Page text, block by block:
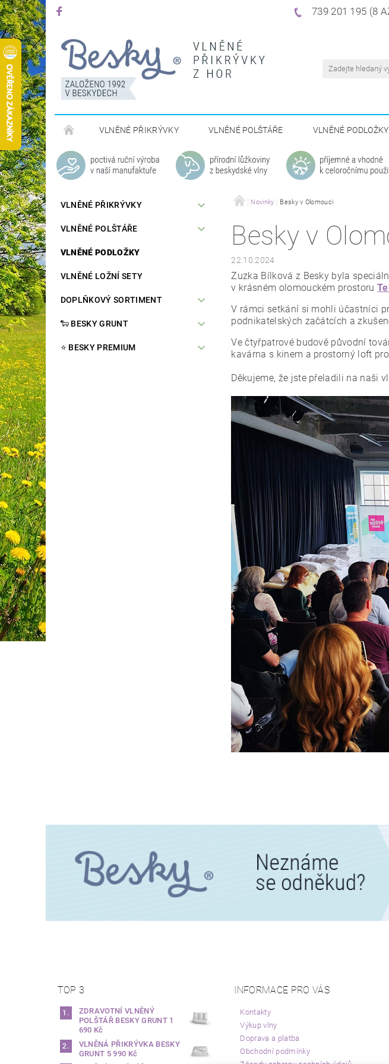
739 201 195 (8
VLNĚNÉ PŘIKRÝVKY VLNĚNÉ POLŠTÁŘE VLNĚNÉ PODLOŽKY
VLNĚNÉ PŘIKRÝVKY
VLNĚNÉ POLŠTÁŘE
VLNĚNÉ PODLOŽKY
VLNĚNÉ LOŽNÍ SETY
DOPLŇKOVÝ SORTIMENT
🐑 BESKY GRUNT
⭐️ BESKY PREMIUM
Novinky Besky v Olomouci
Besky v
22.10.2024
Zuzka Bílková z Besky byla
v krásném olomouckém prostoru
V rámci setkání si mohli účastníci
podnikatelských začátcích a
Ve čtyřpatrové budově původní
kavárna s kinem a prostorný loft
Děkujeme, že jste přeladili na naši
TOP 3
ZDRAVOTNÍ VLNĚNÝ
POLŠTÁŘ BESKY GRUNT 1
690 Kč
VLNĚNÁ PŘIKRÝVKA BESKY
GRUNT 5 990 Kč
INFORMACE PRO VÁS
Kontakty
Výkup vlny
Doprava a platba
Obchodní podmínky